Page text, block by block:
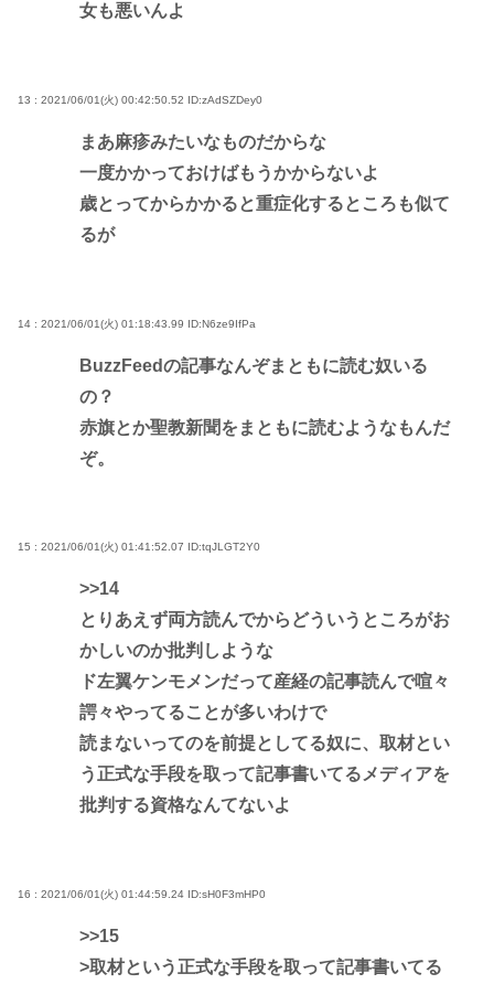
女も悪いんよ
13 : 2021/06/01(火) 00:42:50.52 ID:zAdSZDey0
まあ麻疹みたいなものだからな
一度かかっておけばもうかからないよ
歳とってからかかると重症化するところも似て
るが
14 : 2021/06/01(火) 01:18:43.99 ID:N6ze9IfPa
BuzzFeedの記事なんぞまともに読む奴いる
の？
赤旗とか聖教新聞をまともに読むようなもんだ
ぞ。
15 : 2021/06/01(火) 01:41:52.07 ID:tqJLGT2Y0
>>14
とりあえず両方読んでからどういうところがお
かしいのか批判しような
ド左翼ケンモメンだって産経の記事読んで喧々
諤々やってることが多いわけで
読まないってのを前提としてる奴に、取材とい
う正式な手段を取って記事書いてるメディアを
批判する資格なんてないよ
16 : 2021/06/01(火) 01:44:59.24 ID:sH0F3mHP0
>>15
>取材という正式な手段を取って記事書いてる